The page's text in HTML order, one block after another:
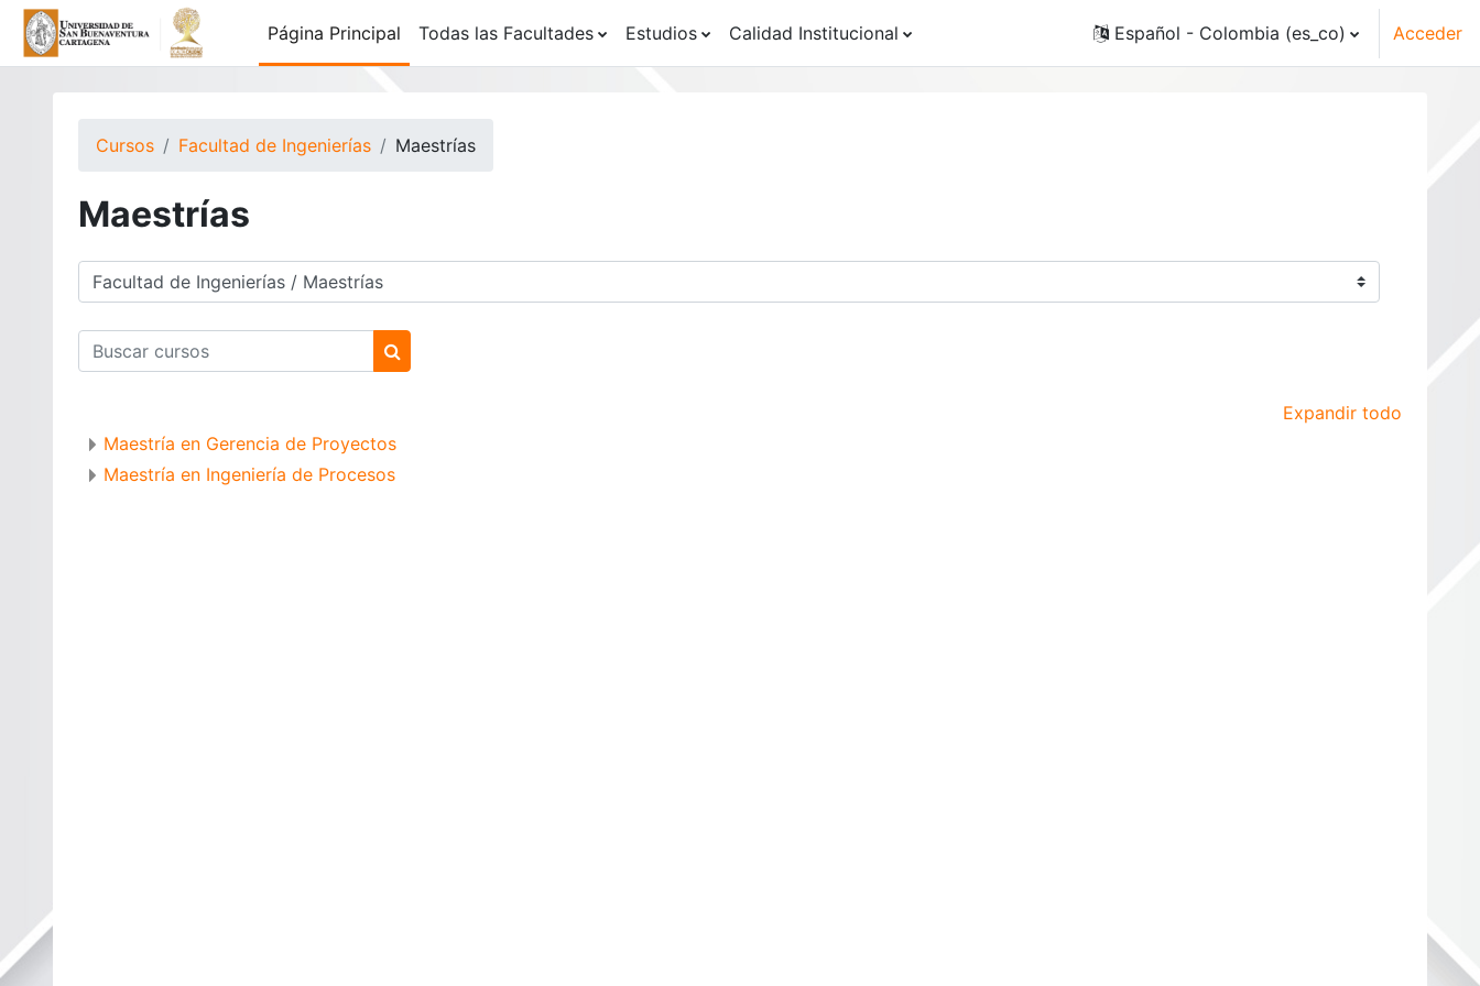
Saltar al contenido principal
Página Principal
Todas las Facultades Estudios Calidad Institucional Español - Colombia ‎(es_co)‎ Acceder
Cursos Facultad de Ingenierías Maestrías
Maestrías
de curso
Buscar cursos
Buscar cursos
Expandir todo
Maestría en Gerencia de Proyectos
Maestría en Ingeniería de Procesos